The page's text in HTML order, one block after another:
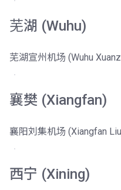
芜湖 (Wuhu)
芜湖宣州机场 (Wuhu
襄樊 (Xiangfan)
襄阳刘集机场 (Xiangfan
西宁 (Xining)